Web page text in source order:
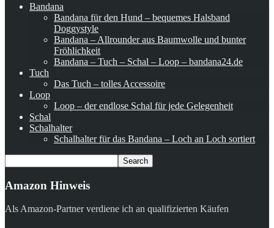
Bandana
Bandana für den Hund – bequemes Halsband
Doggystyle
Bandana – Allrounder aus Baumwolle und bunter
Fröhlichkeit
Bandana – Tuch – Schal – Loop – bandana24.de
Tuch
Das Tuch – tolles Accessoire
Loop
Loop – der endlose Schal für jede Gelegenheit
Schal
Schalhalter
Schalhalter für das Bandana – Loch an Loch sortiert
Amazon Hinweis
Als Amazon-Partner verdiene ich an qualifizierten Käufen